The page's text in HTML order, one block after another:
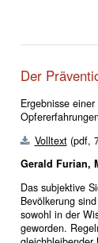
Der
Ergebnisse
Volltext(pdf,
Gerald Furian,
Das subjektive
Bevölkerung
sowohl in der
geworden.